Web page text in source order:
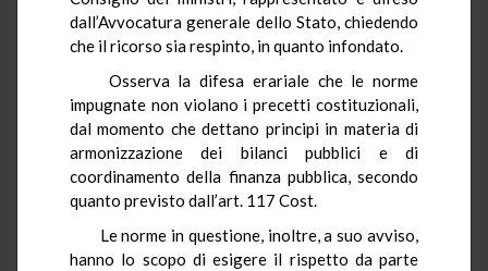
dall’Avvocatura generale dello Stato, chiedendo
che il ricorso sia respinto, in quanto infondato.
Osserva la difesa erariale che le norme
impugnate non violano i precetti costituzionali,
dal momento che dettano principi in materia di
armonizzazione dei bilanci pubblici e di
coordinamento della finanza pubblica, secondo
quanto previsto dall’art. 117 Cost.
Le norme in questione, inoltre, a suo avviso,
hanno lo scopo di esigere il rispetto da parte